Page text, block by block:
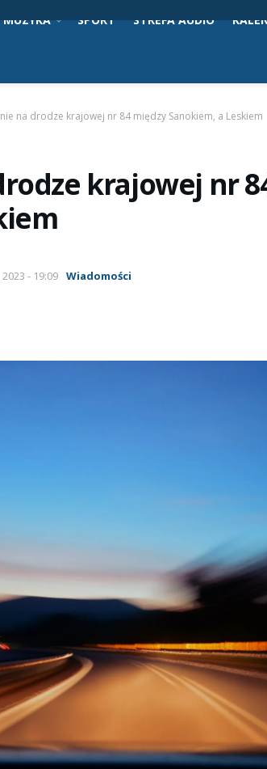
MUZYKA SPORT STREFA AUDIO
na drodze krajowej nr 84 między Sanokiem, a Leskiem
krajowej nr
- 19:09 Wiadomości